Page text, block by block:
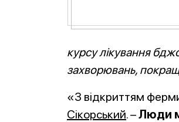
курсу лікування
захворювань,
«З відкриттям
Сікорський. –Люди